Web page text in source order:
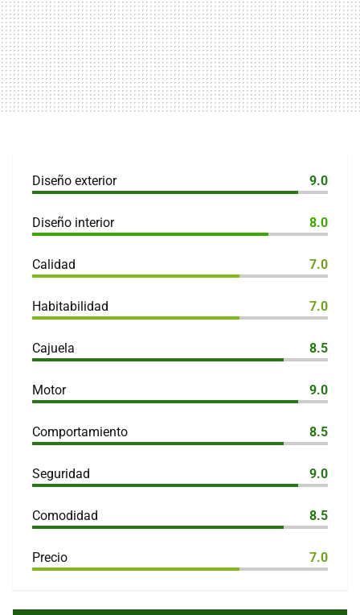
Diseño exterior 9.0
Diseño interior 8.0
Calidad 7.0
Habitabilidad 7.0
Cajuela 8.5
Motor 9.0
Comportamiento 8.5
Seguridad 9.0
Comodidad 8.5
Precio 7.0